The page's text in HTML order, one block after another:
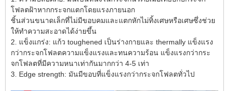
โฟลตฝ้าหากกระจกแตกโดยแรงภายนอก
ชิ้นส่วนขนาดเล็กที่ไม่มีขอบคมและแตกหักไม่ทิ้งเศษหรือเศษซึ่งช่วย
ให้ทำความสะอาดได้ง่ายขึ้น
2. แข็งแกร่ง: แก้ว toughened เป็นร่างกายและ thermally แข็งแรง
กว่ากระจกโฟลตความแข็งแรงและทนความร้อน แข็งแรงกว่ากระ
จกโฟลตที่มีความหนาเท่ากันมากกว่า 4-5 เท่า
3. Edge strength: มันมีขอบที่แข็งแรงกว่ากระจกโฟลตทั่วไป